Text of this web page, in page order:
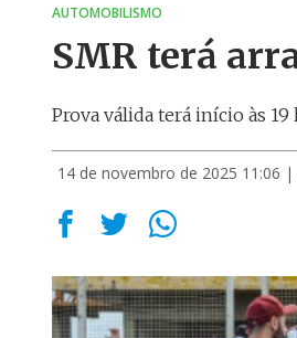
AUTOMOBILISMO
SMR terá
Prova válida terá início às
14 de novembro de 2025 11:06 |